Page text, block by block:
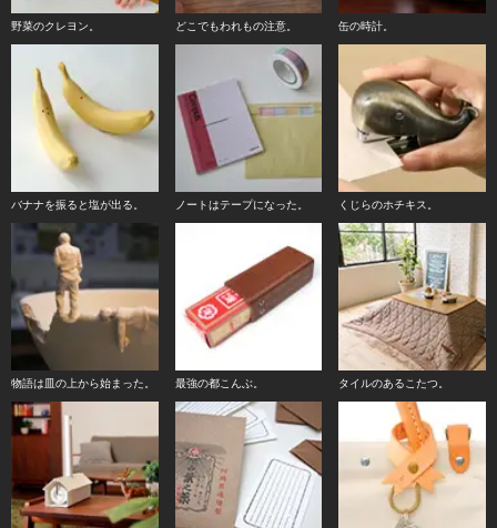
野菜のクレヨン。 どこでもわれもの注意。 缶の時計。
バナナを振ると塩が出る。 ノートはテープになった。 くじらのホチキス。
物語は皿の上から始まった。 最強の都こんぶ。 タイルのあるこたつ。